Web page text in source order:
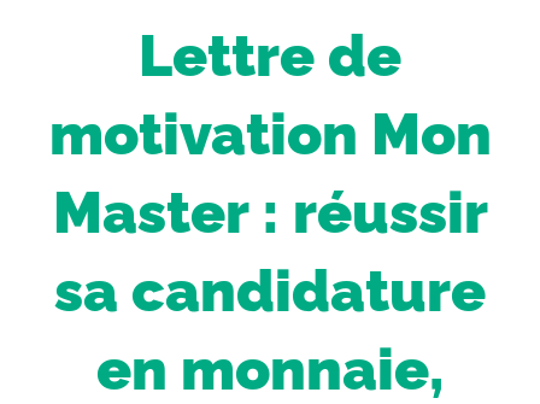
Lettre de
motivation Mon
Master : réussir
sa candidature
en monnaie,